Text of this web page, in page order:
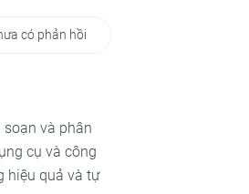
có phản hồi
và phân
cụ và công
hiệu quả và tự